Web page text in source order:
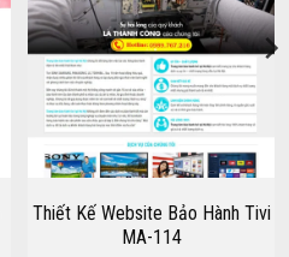
Thiết Kế Website Bảo Hành Tivi
MA-114